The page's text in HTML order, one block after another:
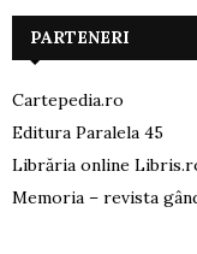
PARTENERI
Cartepedia.ro
Editura Paralela 45
Librăria online
Memoria – revista